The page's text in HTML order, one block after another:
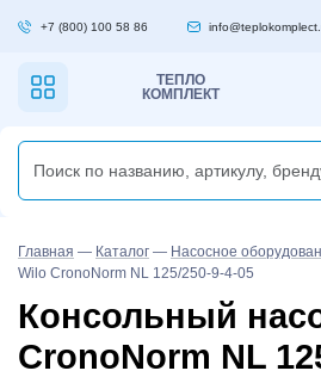
+7 (800) 100 58 86
ТЕПЛО
КОМПЛЕКТ
Главная — Каталог — Насосное
Wilo CronoNorm NL 125/250-9-4-05
Консольный
CronoNorm NL